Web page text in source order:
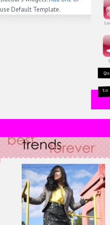
use Default Template.